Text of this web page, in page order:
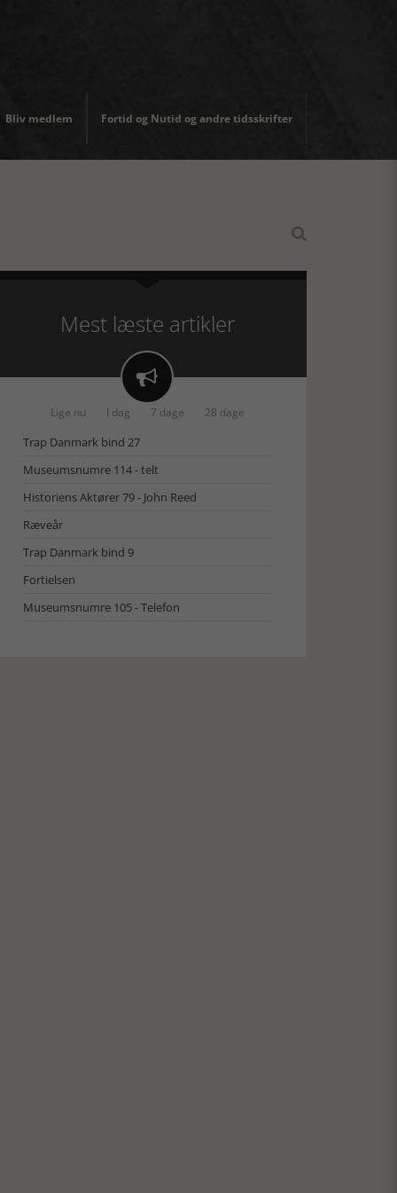
Bliv medlem Fortid og Nutid og andre tidsskrifter

Mest læste artikler

Lige nu I dag 7 dage 28 dage
Trap Danmark bind 27
Museumsnumre 114 - telt
Historiens Aktører 79 - John Reed
Ræveår
Trap Danmark bind 9
Fortielsen
Museumsnumre 105 - Telefon